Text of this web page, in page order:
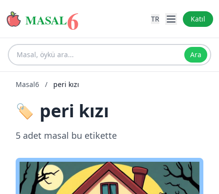
MASAL6 TR Katıl
Ara
Masal6 / peri kızı
🏷️ peri kızı
5 adet masal bu etikette